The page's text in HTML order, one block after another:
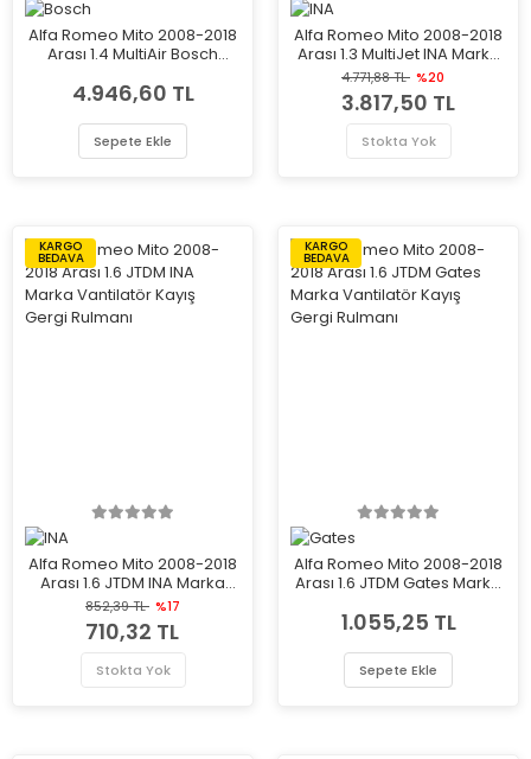
Alfa Romeo Mito 2008-2018
Arası 1.4 MultiAir Bosch
4.946,60 TL
Sepete Ekle
Alfa Romeo Mito 2008-2018
Arası 1.3 MultiJet INA Marka
Vantilatör Kayış Gergi
Rulmanı
4.771,88 TL %20
3.817,50 TL
Stokta Yok
KARGO
BEDAVA
Alfa Romeo Mito 2008-2018
Arası 1.6 JTDM INA Marka
Vantilatör Kayış Gergi
Rulmanı
852,39 TL %17
710,32 TL
Stokta Yok
KARGO
BEDAVA
Alfa Romeo Mito 2008-2018
Arası 1.6 JTDM Gates Marka
Rulmanı
1.055,25 TL
Sepete Ekle